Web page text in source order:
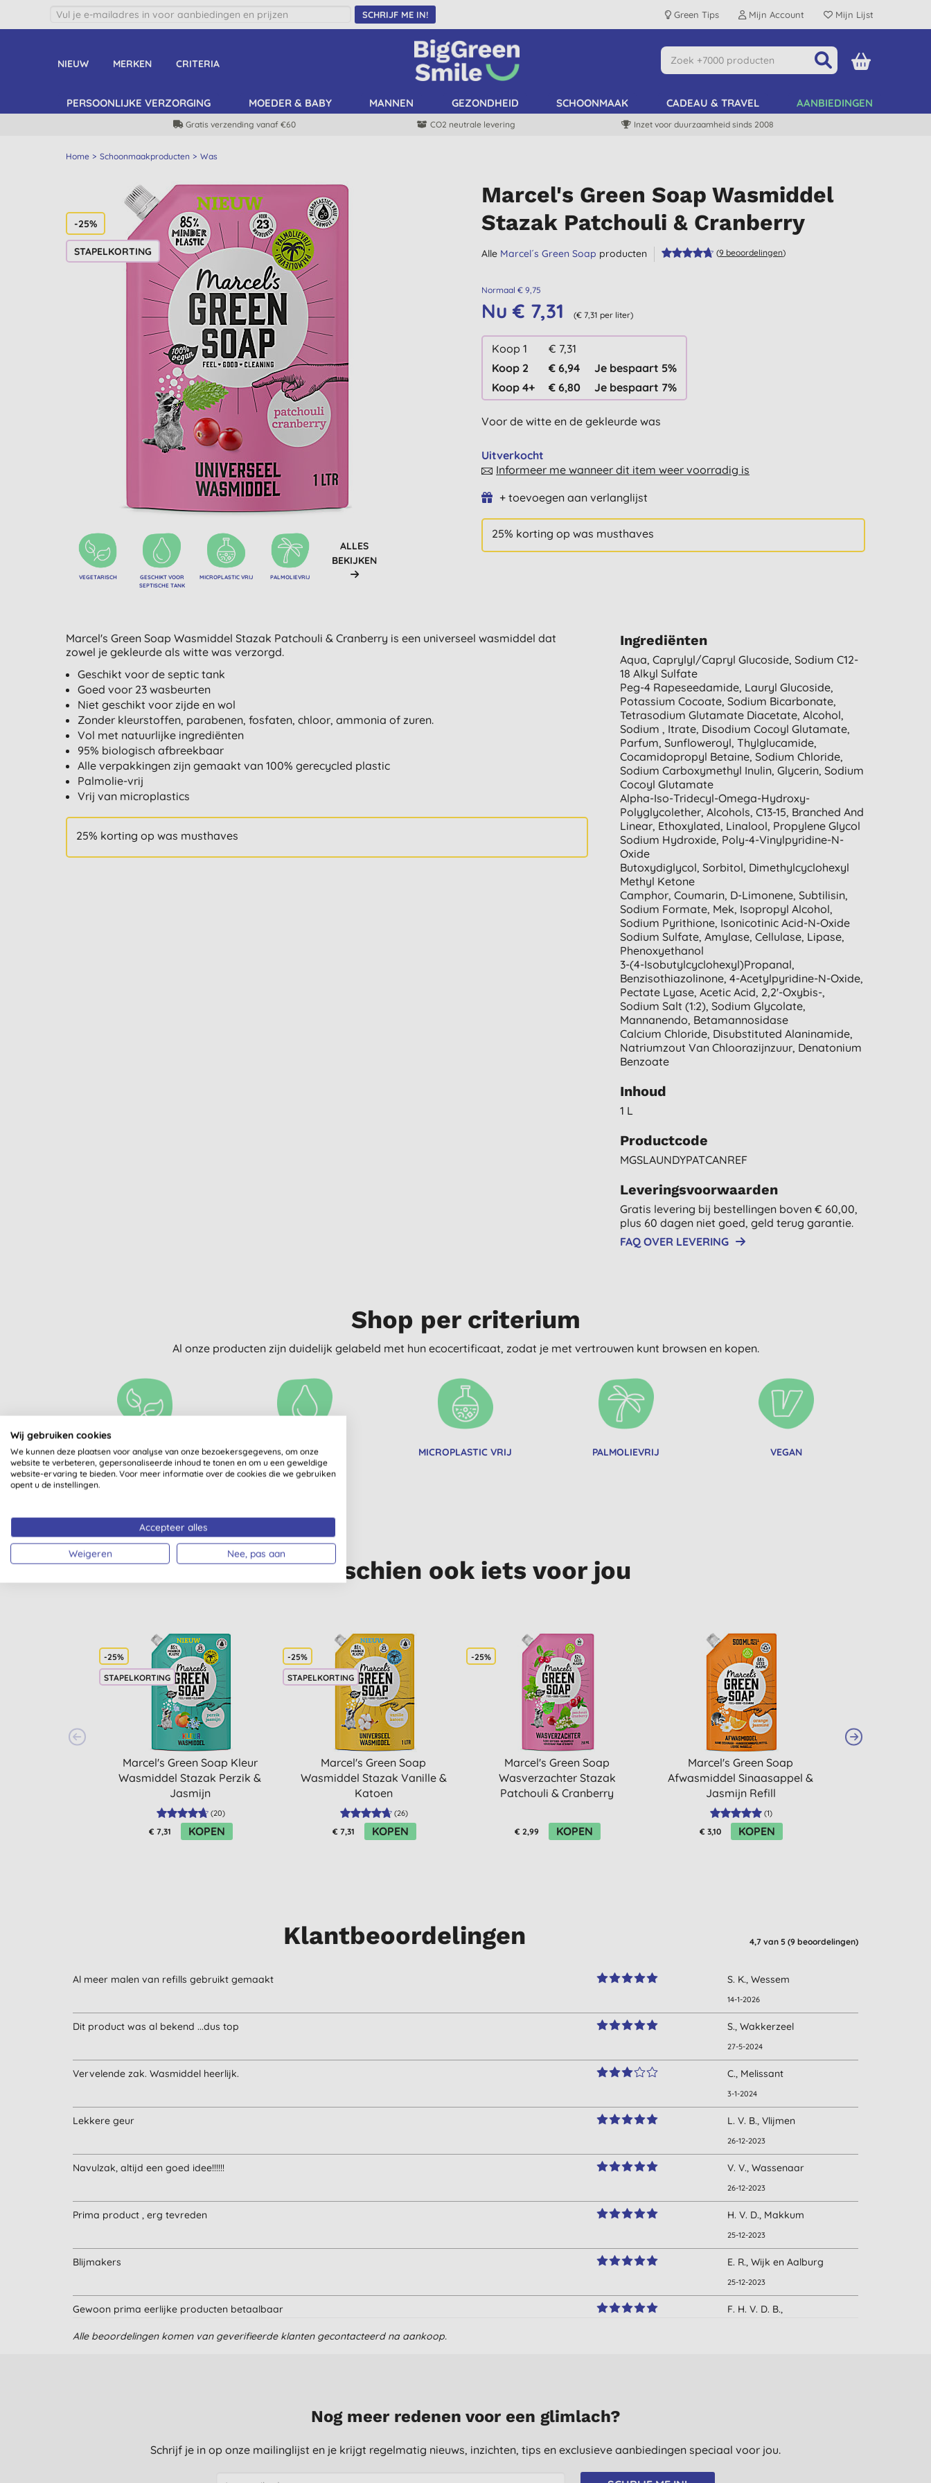
SCHRIJF ME IN! Green Tips Mijn Account Mijn Lijst
NIEUW MERKEN CRITERIA
PERSOONLIJKE VERZORGING MOEDER & BABY MANNEN GEZONDHEID SCHOONMAAK CADEAU & TRAVEL AANBIEDINGEN
Gratis verzending vanaf €60 CO2 neutrale levering Inzet voor duurzaamheid sinds 2008
Home Schoonmaakproducten Was
-25%
STAPELKORTING
VEGETARISCH
GESCHIKT VOOR
SEPTISCHE TANK
MICROPLASTIC VRIJ PALMOLIEVRIJ
ALLES
BEKIJKEN
Marcel's Green Soap Wasmiddel
Stazak Patchouli & Cranberry
Alle Marcel´s Green Soap producten (9 beoordelingen)
Normaal € 9,75
Nu € 7,31 (€ 7,31 per liter)
Koop 1
€ 7,31
Koop 2
€ 6,94
Je bespaart 5%
Koop 4+
€ 6,80 Je bespaart 7%
Voor de witte en de gekleurde was
Uitverkocht
Informeer me wanneer dit item weer voorradig is
+ toevoegen aan verlanglijst
25% korting op was musthaves
Marcel's Green Soap Wasmiddel Stazak Patchouli & Cranberry is een universeel wasmiddel dat
zowel je gekleurde als witte was verzorgd.
Geschikt voor de septic tank
Goed voor 23 wasbeurten
Niet geschikt voor zijde en wol
Zonder kleurstoffen, parabenen, fosfaten, chloor, ammonia of zuren.
Vol met natuurlijke ingrediënten
95% biologisch afbreekbaar
Alle verpakkingen zijn gemaakt van 100% gerecycled plastic
Palmolie-vrij
Vrij van microplastics
25% korting op was musthaves
Ingrediënten
Aqua, Caprylyl/capryl Glucoside, Sodium C12-
18 Alkyl Sulfate
Peg-4 Rapeseedamide, Lauryl Glucoside,
Potassium Cocoate, Sodium Bicarbonate,
Tetrasodium Glutamate Diacetate, Alcohol,
Sodium , Itrate, Disodium Cocoyl Glutamate,
Parfum, Sunfloweroyl, Thylglucamide,
Cocamidopropyl Betaine, Sodium Chloride,
Sodium Carboxymethyl Inulin, Glycerin, Sodium
Cocoyl Glutamate
Alpha-Iso-Tridecyl-Omega-Hydroxy-
Polyglycolether, Alcohols, C13-15, Branched And
Linear, Ethoxylated, Linalool, Propylene Glycol
Sodium Hydroxide, Poly-4-Vinylpyridine-N-
Oxide
Butoxydiglycol, Sorbitol, Dimethylcyclohexyl
Methyl Ketone
Camphor, Coumarin, D-Limonene, Subtilisin,
Sodium Formate, Mek, Isopropyl Alcohol,
Sodium Pyrithione, Isonicotinic Acid-N-Oxide
Sodium Sulfate, Amylase, Cellulase, Lipase,
Phenoxyethanol
3-(4-Isobutylcyclohexyl)propanal,
Benzisothiazolinone, 4-Acetylpyridine-N-Oxide,
Pectate Lyase, Acetic Acid, 2,2'-Oxybis-,
Sodium Salt (1:2), Sodium Glycolate,
Mannanendo, Betamannosidase
Calcium Chloride, Disubstituted Alaninamide,
Natriumzout Van Chloorazijnzuur, Denatonium
Benzoate
Inhoud
1 L
Productcode
MGSLAUNDYPATCANREF
Leveringsvoorwaarden
Gratis levering bij bestellingen boven € 60,00,
plus 60 dagen niet goed, geld terug garantie.
FAQ OVER LEVERING
Shop per criterium
Al onze producten zijn duidelijk gelabeld met hun ecocertificaat, zodat je met vertrouwen kunt browsen en kopen.
VEGETARISCH
GESCHIKT VOOR
SEPTISCHE TANK
MICROPLASTIC VRIJ PALMOLIEVRIJ VEGAN
Misschien ook iets voor jou
-25%
STAPELKORTING
Marcel's Green Soap Kleur
Wasmiddel Stazak Perzik &
Jasmijn
(20)
€ 7,31 KOPEN
-25%
STAPELKORTING
Marcel's Green Soap
Wasmiddel Stazak Vanille &
Katoen
(26)
€ 7,31 KOPEN
-25%
Marcel's Green Soap
Wasverzachter Stazak
Patchouli & Cranberry
€ 2,99 KOPEN
Marcel's Green Soap
Afwasmiddel Sinaasappel &
Jasmijn Refill
(1)
€ 3,10 KOPEN
Klantbeoordelingen 4,7 van 5 (9 beoordelingen)
Al meer malen van refills gebruikt gemaakt S. K., Wessem
14-1-2026
Dit product was al bekend ...dus top S., Wakkerzeel
27-5-2024
Vervelende zak. Wasmiddel heerlijk. C., Melissant
3-1-2024
Lekkere geur L. V. B., Vlijmen
26-12-2023
Navulzak, altijd een goed idee!!!!!! V. V., Wassenaar
26-12-2023
Prima product , erg tevreden H. V. D., Makkum
25-12-2023
Blijmakers E. R., Wijk en Aalburg
25-12-2023
Gewoon prima eerlijke producten betaalbaar
F. H. V. D. B.,
Alle beoordelingen komen van geverifieerde klanten gecontacteerd na aankoop.
Nog meer redenen voor een glimlach?
Schrijf je in op onze mailinglijst en je krijgt regelmatig nieuws, inzichten, tips en exclusieve aanbiedingen speciaal voor jou.
Wij gebruiken cookies
We kunnen deze plaatsen voor analyse van onze bezoekersgegevens, om onze
website te verbeteren, gepersonaliseerde inhoud te tonen en om u een geweldige
website-ervaring te bieden. Voor meer informatie over de cookies die we gebruiken
opent u de instellingen.
Accepteer alles
Weigeren Nee, pas aan